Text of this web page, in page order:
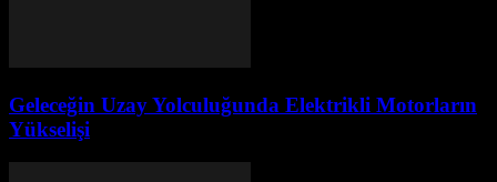
Geleceğin Uzay Yolculuğunda Elektrikli Motorların
Yükselişi